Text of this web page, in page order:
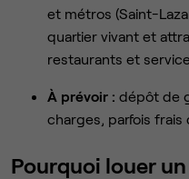
et métros (Saint-
quartier vivant et
restaurants et
À prévoir : dépôt de
charges, parfois frais
Pourquoi louer